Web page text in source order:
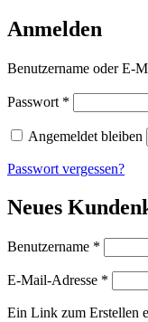
Anmelden
Benutzername oder E-
Passwort *
Angemeldet bleiben
Passwort vergessen?
Neues
Benutzername *
E-Mail-Adresse *
Ein Link zum Erstellen